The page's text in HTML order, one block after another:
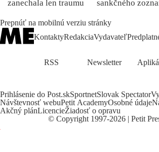
zanechala len traumu
sankčného
Prepnúť na mobilnú verziu stránky
KontaktyRedakciaVydavateľ
RSS Newsletter
Prihlásenie do Post.skSportnetSlovak Spectator
Návštevnosť webuPetit AcademyOsobné údaje
Akčný plánLicencieŽiadosť o opravu
© Copyright 1997-2026 | Petit